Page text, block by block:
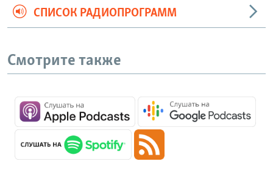
СПИСОК РАДИОПРОГРАММ
Смотрите также